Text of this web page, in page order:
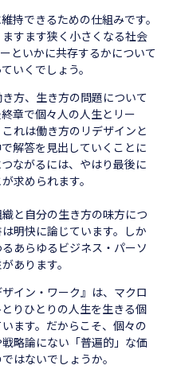
持できるための仕組みです。
すます狭く小さくなる社会
といかに共存するかについて
いくでしょう。
方、生き方の問題について
章で個々人の人生とリー
れは働き方のリデザインと
解答を見出していくことに
ながるには、やはり最後に
求められます。
と自分の生き方の味方につ
明快に論じています。しか
あらゆるビジネス・パーソ
あります。
イン・ワーク』は、マクロ
りひとりの人生を生きる個
ます。だからこそ、個々の
略論にない「普遍的」な価
はないでしょうか。